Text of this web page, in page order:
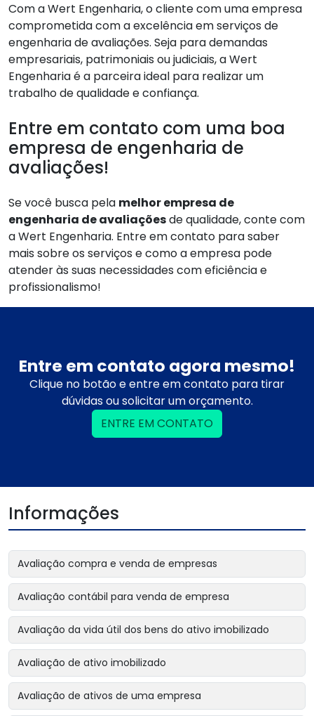
Com a Wert Engenharia, o cliente com uma empresa
comprometida com a excelência em serviços de
engenharia de avaliações. Seja para demandas
empresariais, patrimoniais ou judiciais, a Wert
Engenharia é a parceira ideal para realizar um
trabalho de qualidade e confiança.
Entre em contato com uma boa
empresa de engenharia de
avaliações!
Se você busca pela melhor empresa de
engenharia de avaliaçõesde qualidade, conte com
a Wert Engenharia. Entre em contato para saber
mais sobre os serviços e como a empresa pode
atender às suas necessidades com eficiência e
profissionalismo!
Entre em contato agora mesmo!
Clique no botão e entre em contato para tirar
dúvidas ou solicitar um orçamento.
ENTRE EM CONTATO
Informações
Avaliação compra e venda de empresas
Avaliação contábil para venda de empresa
Avaliação da vida útil dos bens do ativo imobilizado
Avaliação de ativo imobilizado
Avaliação de ativos de uma empresa